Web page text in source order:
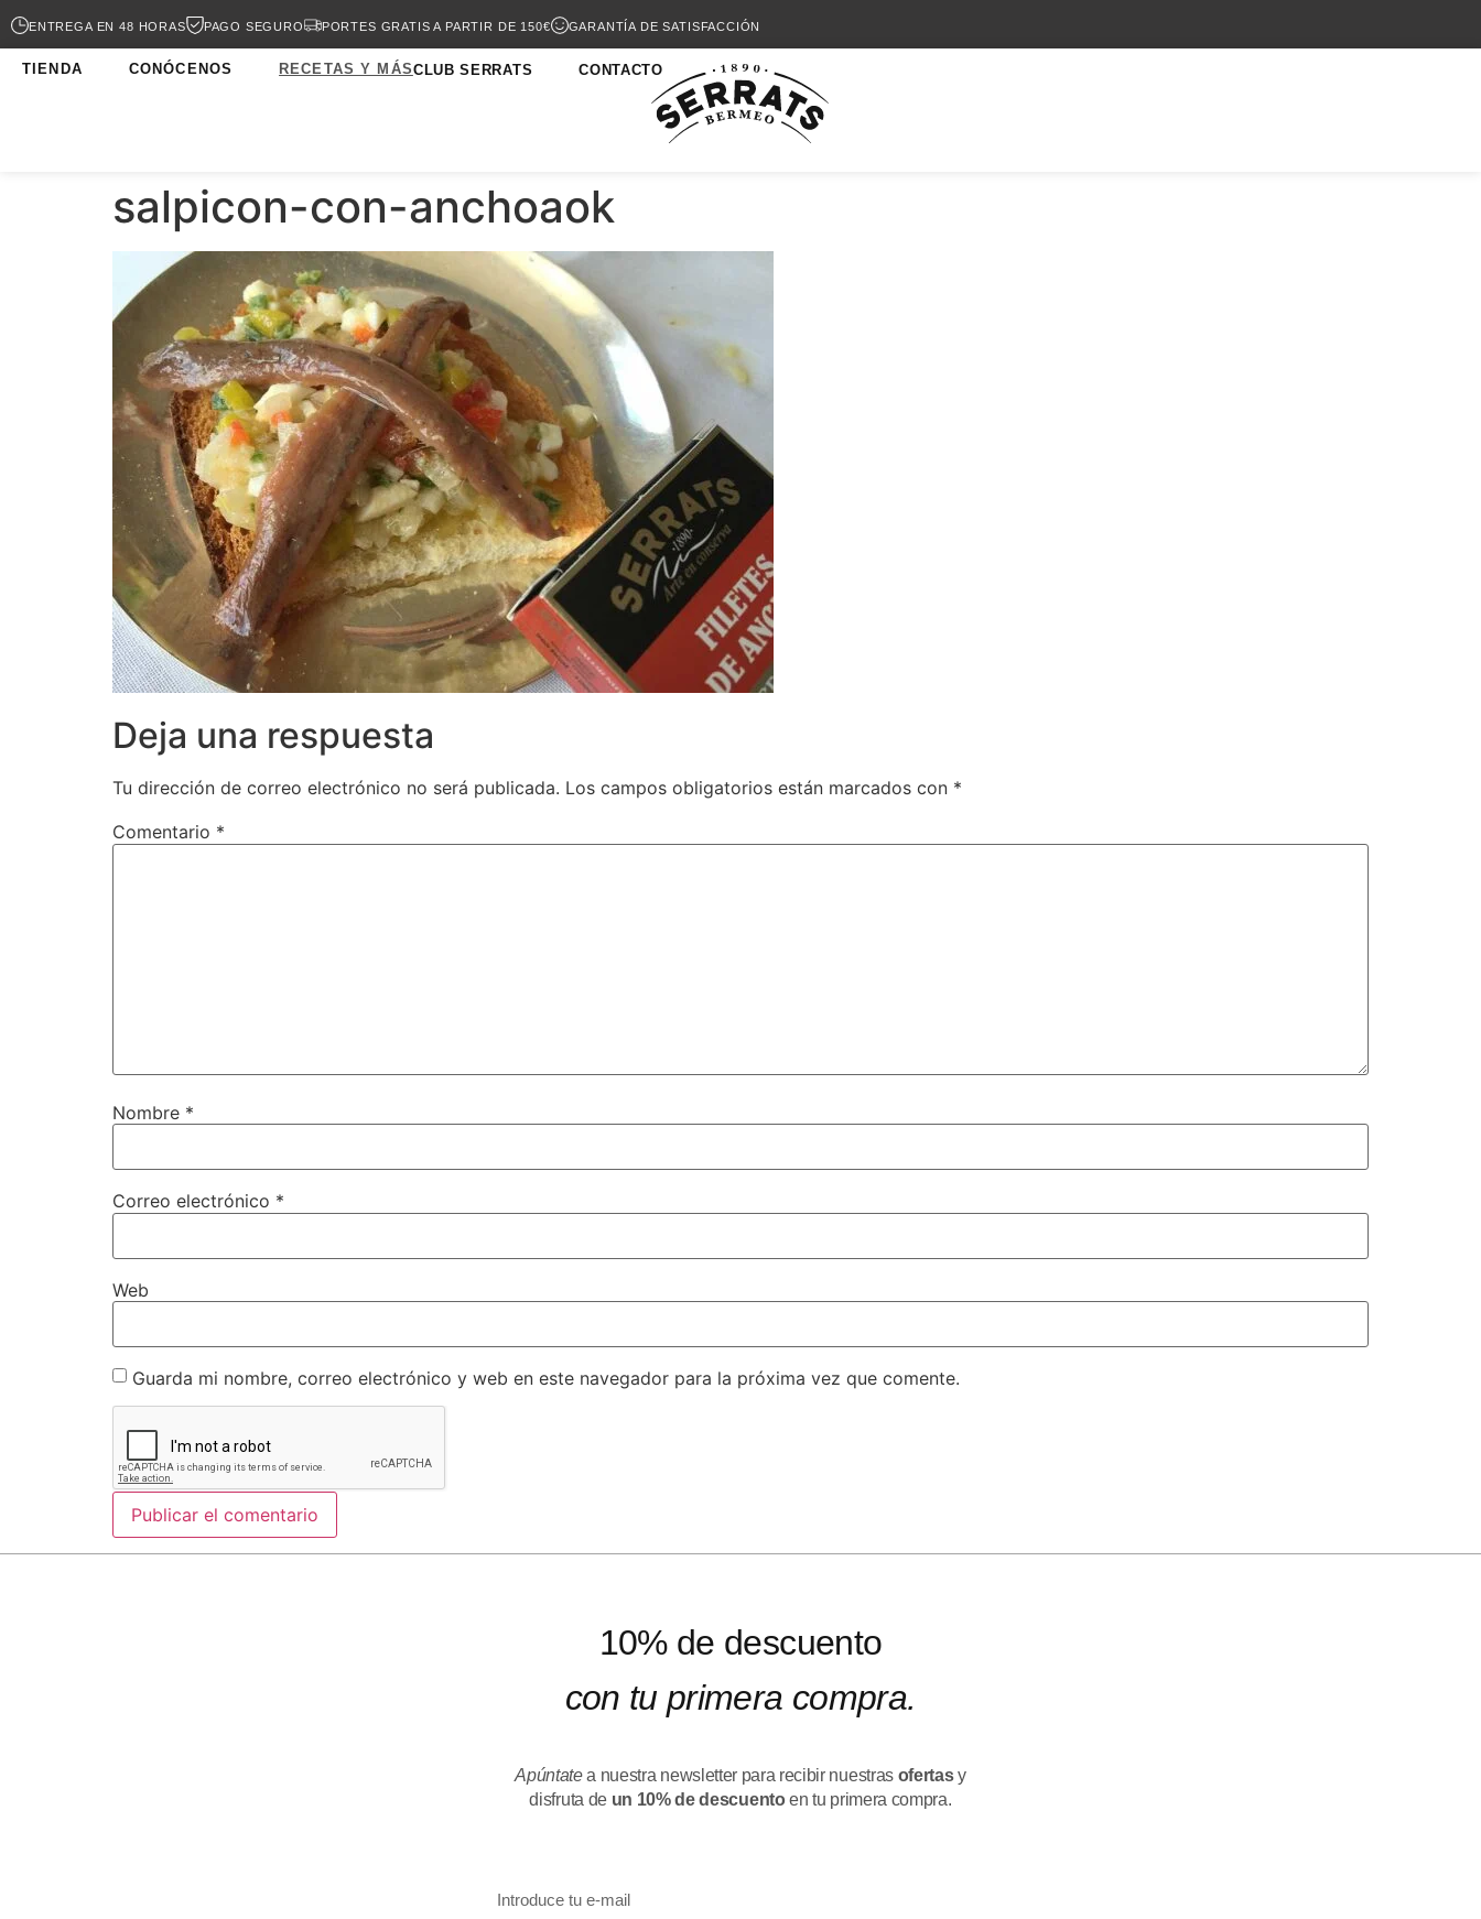
ENTREGA EN 48 HORAS PAGO SEGURO PORTES GRATIS A PARTIR DE 150€ GARANTÍA DE SATISFACCIÓN
TIENDA CONÓCENOS RECETAS Y MÁSCLUB SERRATS CONTACTO
salpicon-con-anchoaok
Deja una respuesta
Tu dirección de correo electrónico no será publicada. Los campos obligatorios están marcados con *
Comentario *
Nombre *
Correo electrónico *
Web
Guarda mi nombre, correo electrónico y web en este navegador para la próxima vez que comente.
10% de descuento
con tu primera compra.
Apúntatea nuestra newsletter para recibir nuestras ofertasy
disfruta de un 10% de descuentoen tu primera compra.